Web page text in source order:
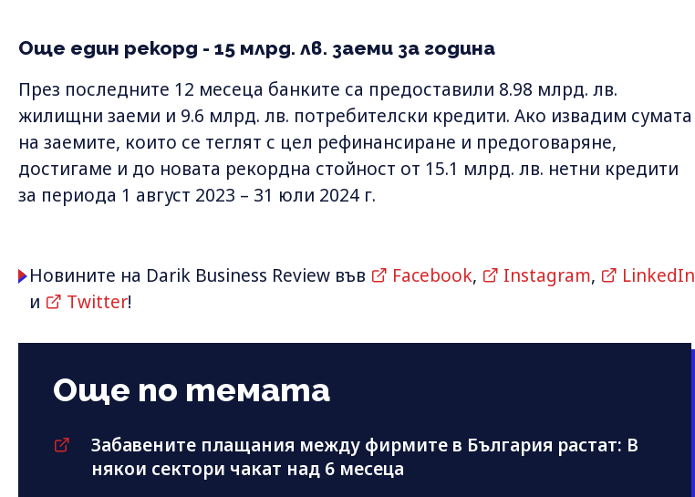
Още един рекорд - 15 млрд. лв. заеми за година
През последните 12 месеца банките са предоставили 8.98 млрд. лв.
жилищни заеми и 9.6 млрд. лв. потребителски кредити. Ако извадим сумата
на заемите, които се теглят с цел рефинансиране и предоговаряне,
достигаме и до новата рекордна стойност от 15.1 млрд. лв. нетни кредити
за периода 1 август 2023 – 31 юли 2024 г.
Новините на Darik Business Review във Facebook, Instagram,
LinkedIn
и
Twitter!
Още по темата
Забавените плащания между фирмите в България растат: В
някои сектори чакат над 6 месеца